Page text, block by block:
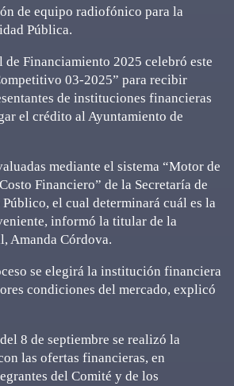
de equipo radiofónico para la
Pública.
de Financiamiento 2025 celebró este
03-2025” para recibir
de instituciones financieras
el crédito al Ayuntamiento de
mediante el sistema “Motor de
Financiero” de la Secretaría de
el cual determinará cuál es la
informó la titular de la
Amanda Córdova.
se elegirá la institución financiera
condiciones del mercado, explicó
8 de septiembre se realizó la
las ofertas financieras, en
del Comité y de los